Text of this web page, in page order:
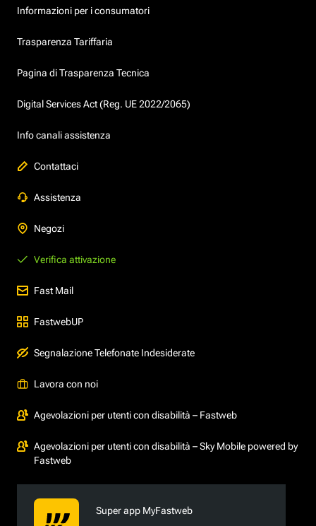
Informazioni per i consumatori
Trasparenza Tariffaria
Pagina di Trasparenza Tecnica
Digital Services Act (Reg. UE 2022/2065)
Info canali assistenza
Contattaci
Assistenza
Negozi
Verifica attivazione
Fast Mail
FastwebUP
Segnalazione Telefonate Indesiderate
Lavora con noi
Agevolazioni per utenti con disabilità – Fastweb
Agevolazioni per utenti con disabilità – Sky Mobile powered by
Fastweb
Super app MyFastweb